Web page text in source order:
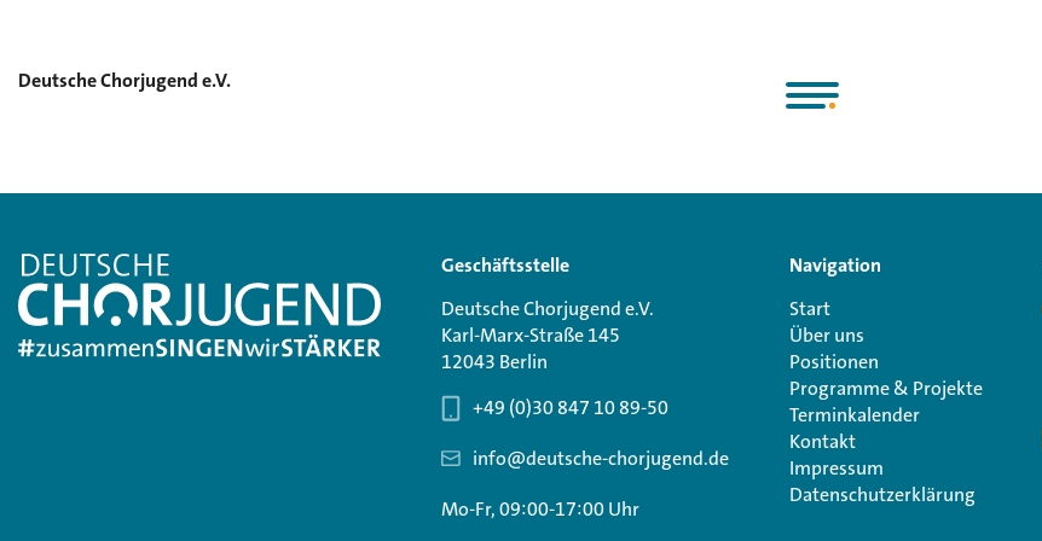
Deutsche Chorjugend e.V.
Geschäftsstelle
Deutsche Chorjugend e.V.
Karl-Marx-Straße 145
12043 Berlin
+49 (0)30 847 10 89-50
info@deutsche-chorjugend.de
Mo-Fr, 09:00-17:00 Uhr
Navigation
Start
Über uns
Positionen
Programme & Projekte
Terminkalender
Kontakt
Impressum
Datenschutzerklärung